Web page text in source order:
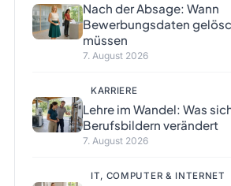
Nach der Absage: Wann
Bewerbungsdaten
müssen
7. August 2026
KARRIERE
Lehre im Wandel: Was
Berufsbildern verändert
7. August 2026
IT, COMPUTER & INTERNET